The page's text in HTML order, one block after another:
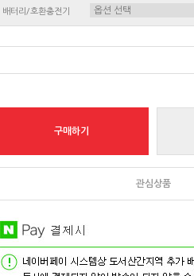
배터리/호환충전기
구매하기
관심상품